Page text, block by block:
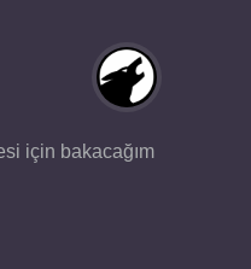
için bakacağım